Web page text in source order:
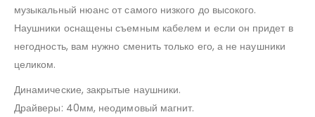
музыкальный нюанс от самого низкого до высокого.
Наушники оснащены съемным кабелем и если он придет в
негодность, вам нужно сменить только его, а не наушники
целиком.
Динамические, закрытые наушники.
Драйверы: 40мм, неодимовый магнит.